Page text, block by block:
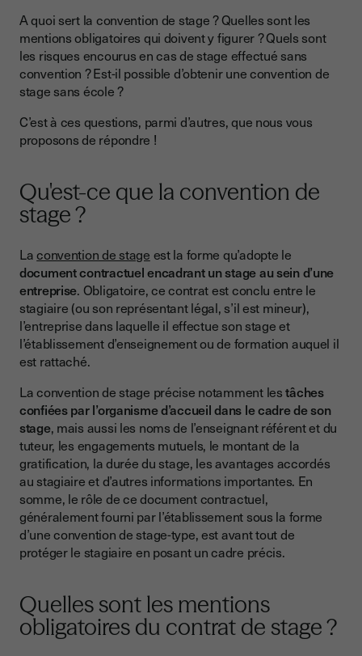
La question de la gratification minimale
A quoi sert la convention de stage ? Quelles sont les
mentions obligatoires qui doivent y figurer ? Quels sont
les risques encourus en cas de stage effectué sans
convention ? Est-il possible d’obtenir une convention de
stage sans école ?
C’est à ces questions, parmi d’autres, que nous vous
proposons de répondre !
Qu'est-ce que la convention de
stage ?
Laconvention de stage est la forme qu’adopte le
document contractuel encadrant un stage au sein d’une
entreprise. Obligatoire, ce contrat est conclu entre le
stagiaire (ou son représentant légal, s’il est mineur),
l’entreprise dans laquelle il effectue son stage et
l’établissement d’enseignement ou de formation auquel il
est rattaché.
La convention de stage précise notamment lestâches
confiées par l’organisme d’accueil dans le cadre de son
stage, mais aussi les noms de l’enseignant référent et du
tuteur, les engagements mutuels, le montant de la
gratification, la durée du stage, les avantages accordés
au stagiaire et d’autres informations importantes. En
somme, le rôle de ce document contractuel,
généralement fourni par l’établissement sous la forme
d’une convention de stage-type, est avant tout de
protéger le stagiaire en posant un cadre précis.
Quelles sont les mentions
obligatoires du contrat de stage ?